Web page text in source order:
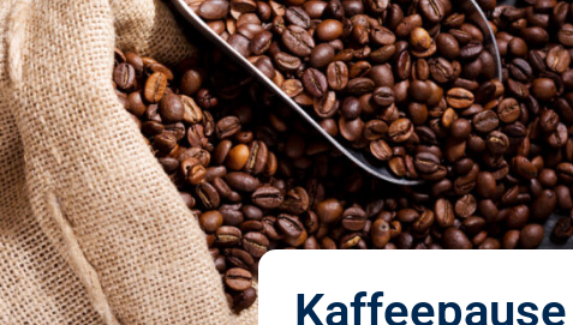
Kaffeepause